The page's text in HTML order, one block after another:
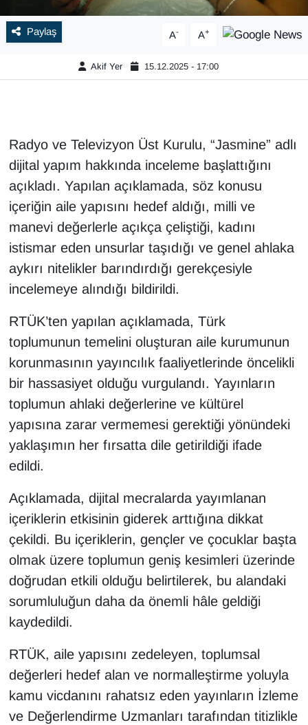
Paylaş A- A+
Akif Yer 15.12.2025 - 17:00
Radyo ve Televizyon Üst Kurulu, “Jasmine” adlı
dijital yapım hakkında inceleme başlattığını
açıkladı. Yapılan açıklamada, söz konusu
içeriğin aile yapısını hedef aldığı, milli ve
manevi değerlerle açıkça çeliştiği, kadını
istismar eden unsurlar taşıdığı ve genel ahlaka
aykırı nitelikler barındırdığı gerekçesiyle
incelemeye alındığı bildirildi.
RTÜK’ten yapılan açıklamada, Türk
toplumunun temelini oluşturan aile kurumunun
korunmasının yayıncılık faaliyetlerinde öncelikli
bir hassasiyet olduğu vurgulandı. Yayınların
toplumun ahlaki değerlerine ve kültürel
yapısına zarar vermemesi gerektiği yönündeki
yaklaşımın her fırsatta dile getirildiği ifade
edildi.
Açıklamada, dijital mecralarda yayımlanan
içeriklerin etkisinin giderek arttığına dikkat
çekildi. Bu içeriklerin, gençler ve çocuklar başta
olmak üzere toplumun geniş kesimleri üzerinde
doğrudan etkili olduğu belirtilerek, bu alandaki
sorumluluğun daha da önemli hâle geldiği
kaydedildi.
RTÜK, aile yapısını zedeleyen, toplumsal
değerleri hedef alan ve normalleştirme yoluyla
kamu vicdanını rahatsız eden yayınların İzleme
ve Değerlendirme Uzmanları tarafından titizlikle